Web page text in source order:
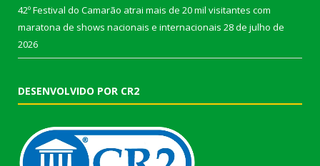
42º Festival do Camarão atrai mais de 20 mil visitantes com
maratona de shows nacionais e internacionais 28 de julho de
2026
DESENVOLVIDO POR CR2